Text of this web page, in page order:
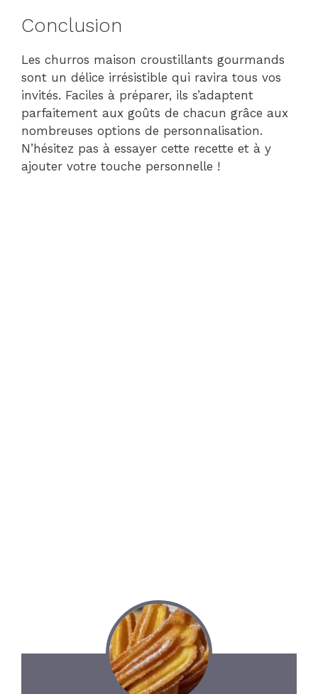
Conclusion
Les churros maison croustillants gourmands
sont un délice irrésistible qui ravira tous vos
invités. Faciles à préparer, ils s’adaptent
parfaitement aux goûts de chacun grâce aux
nombreuses options de personnalisation.
N’hésitez pas à essayer cette recette et à y
ajouter votre touche personnelle !